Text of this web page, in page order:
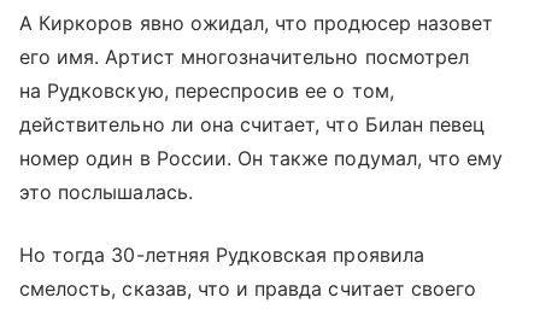
А Киркоров явно ожидал, что продюсер назовет
его имя. Артист многозначительно посмотрел
на Рудковскую, переспросив ее о том,
действительно ли она считает, что Билан певец
номер один в России. Он также подумал, что ему
это послышалась.
Но тогда 30-летняя Рудковская проявила
смелость, сказав, что и правда считает своего